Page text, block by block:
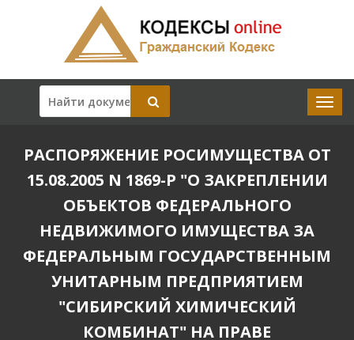
РАСПОРЯЖЕНИЕ РОСИМУЩЕСТВА ОТ
15.08.2005 N 1869-Р "О ЗАКРЕПЛЕНИИ
ОБЪЕКТОВ ФЕДЕРАЛЬНОГО
НЕДВИЖИМОГО ИМУЩЕСТВА ЗА
ФЕДЕРАЛЬНЫМ ГОСУДАРСТВЕННЫМ
УНИТАРНЫМ ПРЕДПРИЯТИЕМ
"СИБИРСКИЙ ХИМИЧЕСКИЙ
КОМБИНАТ" НА ПРАВЕ